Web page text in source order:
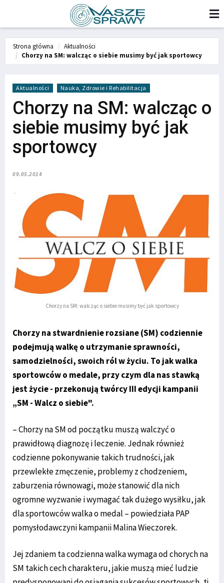
Strona główna
Aktualności
Chorzy na SM: walcząc o siebie musimy być jak sportowcy
Aktualności Nauka, Zdrowie i Rehabilitacja
Chorzy na SM: walcząc o
siebie musimy być jak
sportowcy
09.05.2014
Chorzy na SM: walcząc o siebie musimy być jak sportowcy
Chorzy na stwardnienie rozsiane (SM) codziennie
podejmują walkę o utrzymanie sprawności,
samodzielności, swoich ról w życiu. To jak walka
sportowców o medale, przy czym dla nas stawką
jest życie - przekonują twórcy III edycji kampanii
„SM - Walcz o siebie".
– Chorzy na SM od początku muszą walczyć o
prawidłową diagnozę i leczenie. Jednak również
codzienne pokonywanie takich trudności, jak
przewlekłe zmęczenie, problemy z chodzeniem,
zaburzenia równowagi, może stanowić dla nich
ogromne wyzwanie i wymagać tak dużego wysiłku, jak
dla sportowców walka o medal – powiedziała PAP
pomysłodawczyni kampanii Malina Wieczorek.
Jej zdaniem ta codzienna walka wymaga od chorych na
SM takich cech charakteru, jakie muszą mieć ludzie